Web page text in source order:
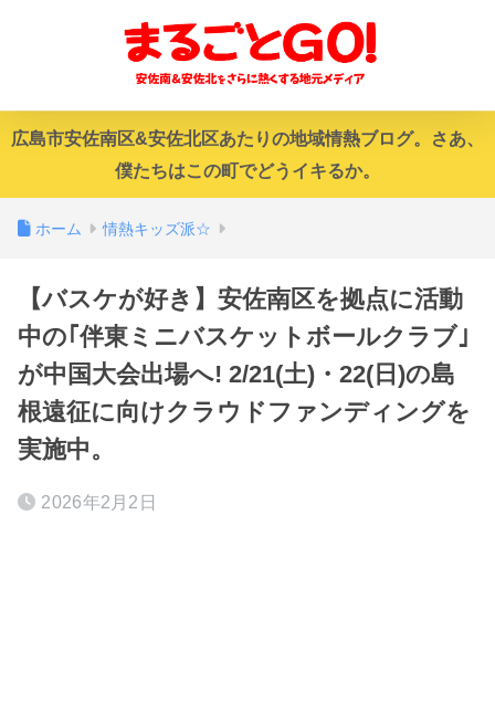
広島市安佐南区&安佐北区あたりの地域情熱ブログ。さあ、
僕たちはこの町でどうイキるか。
ホーム 情熱キッズ派☆
【バスケが好き】安佐南区を拠点に活動
中の｢伴東ミニバスケットボールクラブ｣
が中国大会出場へ! 2/21(土)・22(日)の島
根遠征に向けクラウドファンディングを
実施中。
2026年2月2日